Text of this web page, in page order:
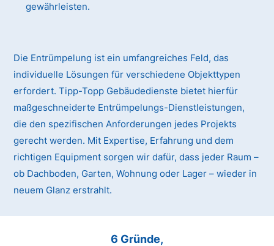
gewährleisten.
Die Entrümpelung ist ein umfangreiches Feld, das
individuelle Lösungen für verschiedene Objekttypen
erfordert. Tipp-Topp Gebäudedienste bietet hierfür
maßgeschneiderte Entrümpelungs-Dienstleistungen,
die den spezifischen Anforderungen jedes Projekts
gerecht werden. Mit Expertise, Erfahrung und dem
richtigen Equipment sorgen wir dafür, dass jeder Raum –
ob Dachboden, Garten, Wohnung oder Lager – wieder in
neuem Glanz erstrahlt.
6 Gründe,